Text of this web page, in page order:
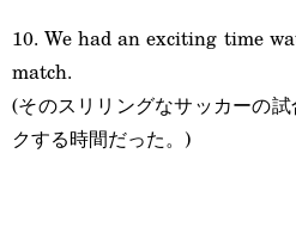
10. We had an exciting time
match.
(そのスリリングなサッカーの
クする時間だった。)